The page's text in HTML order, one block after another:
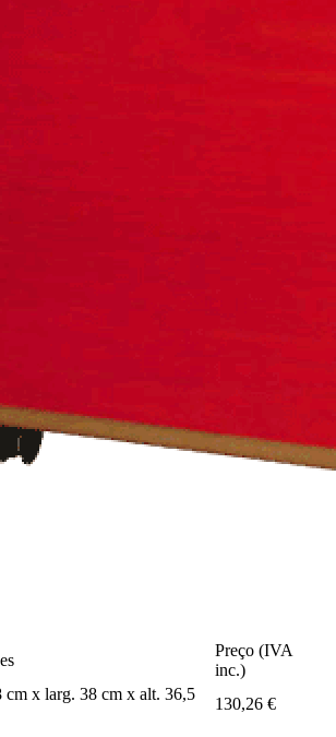
Preço (IVA
inc.)
cm x larg. 38 cm x alt. 36,5
130,26 €